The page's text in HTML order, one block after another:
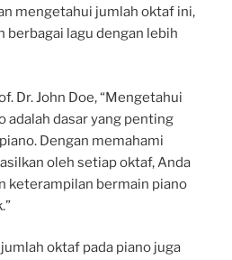
mengetahui jumlah oktaf ini,
berbagai lagu dengan lebih
Dr. John Doe, “Mengetahui
adalah dasar yang penting
Dengan memahami
oleh setiap oktaf, Anda
keterampilan bermain piano
oktaf pada piano juga